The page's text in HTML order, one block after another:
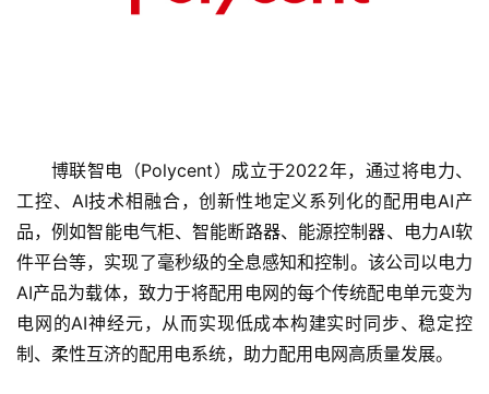
融
资
报
道
博联智电（Polycent）成立于2022年，通过将电力、
工控、AI技术相融合，创新性地定义系列化的配用电AI产
品，例如智能电气柜、智能断路器、能源控制器、电力AI软
件平台等，实现了毫秒级的全息感知和控制。该公司以电力
AI产品为载体，致力于将配用电网的每个传统配电单元变为
电网的AI神经元，从而实现低成本构建实时同步、稳定控
制、柔性互济的配用电系统，助力配用电网高质量发展。